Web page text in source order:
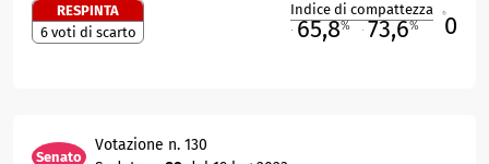
RESPINTA
6 voti di scarto
Indice di compattezza
65,8% 73,6% 0
Senato
Votazione n. 130